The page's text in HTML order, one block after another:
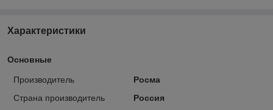
Характеристики
Основные
Производитель
Росма
Страна производитель
Россия